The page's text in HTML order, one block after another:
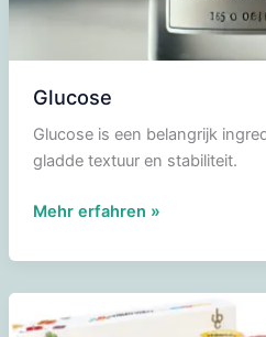
Glucose
Glucose is een belangrijk
gladde textuur en stabiliteit.
Glucose
Mehr erfahren »